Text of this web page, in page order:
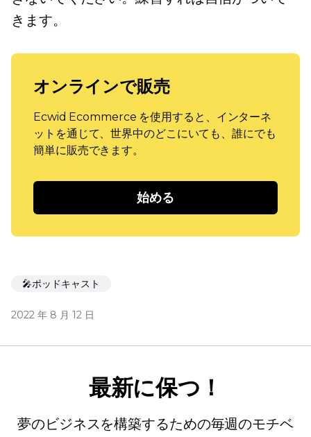
きます。
オンラインで販売
Ecwid Ecommerce を使用すると、インターネ
ットを通じて、世界中のどこにいても、誰にでも
簡単に販売できます。
始める
🎤ポッドキャスト
2022 年 8 月 12 日
最新に保つ！
夢のビジネスを構築するための毎週のモチベ